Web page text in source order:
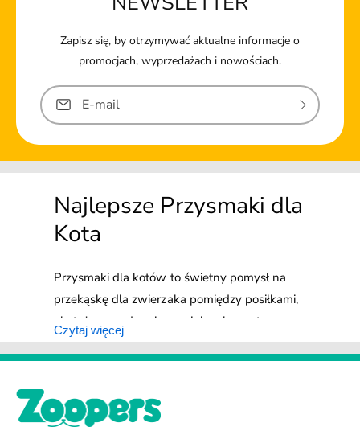
Zapisz się, by otrzymywać aktualne informacje o
promocjach, wyprzedażach i nowościach.
E-mail
Najlepsze Przysmaki dla
Kota
Przysmaki dla kotów to świetny pomysł na
przekąskę dla zwierzaka pomiędzy posiłkami,
ale też sprawdzą się one jako element
budowania dobrych skojarzeń. Smaczki dla
kota mogą być nagrodą podczas trenowania
zabiegu szczotkowania lub przycinania
pazurków. Jakie są najlepsze przysmaki dla
Czytaj więcej